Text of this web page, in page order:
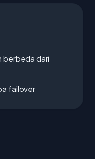
berbeda dari
failover